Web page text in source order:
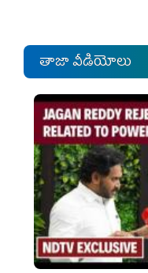
తాజా వీడియోలు